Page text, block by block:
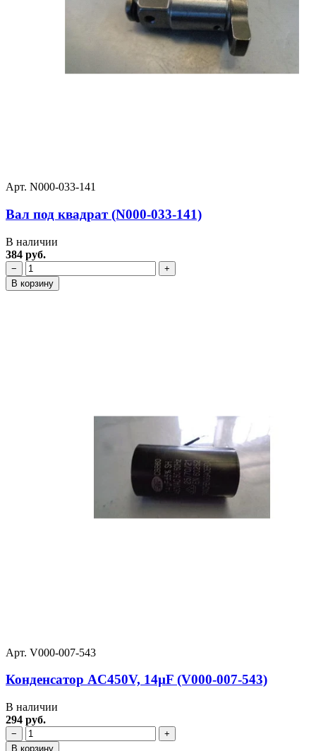
Арт. N000-033-141
Вал под квадрат (N000-033-141)
В наличии
384 руб.
−
+
В корзину
Арт. V000-007-543
Конденсатор AC450V, 14µF (V000-007-543)
В наличии
294 руб.
−
+
В корзину